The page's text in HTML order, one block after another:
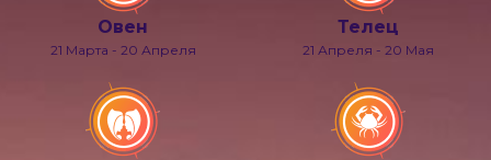
Овен
21 Марта - 20 Апреля
Телец
21 Апреля - 20 Мая